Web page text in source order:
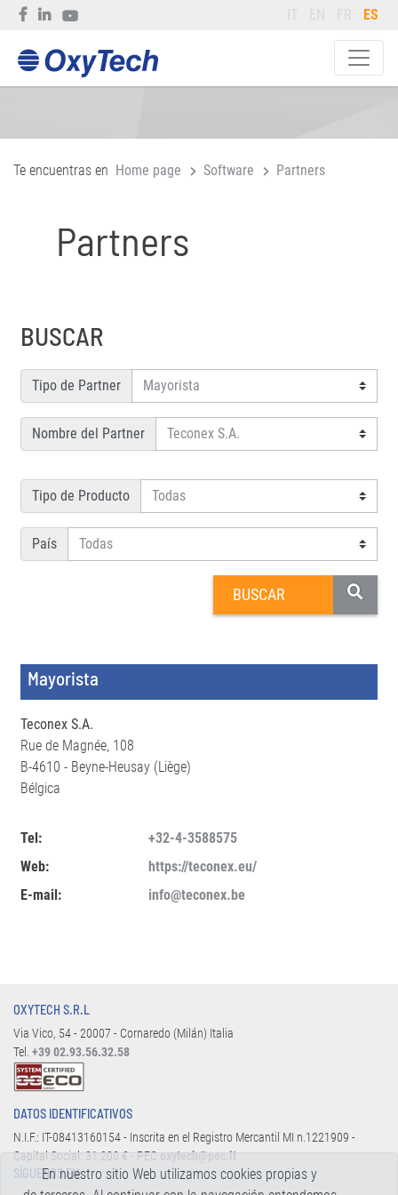
IT EN FR ES
Te encuentras en Home page Software Partners
Partners
BUSCAR
Tipo de Partner
Nombre del Partner
Tipo de Producto
País
Mayorista
Teconex S.A.
Rue de Magnée, 108
B-4610 - Beyne-Heusay (Liège)
Bélgica
Tel:
+32-4-3588575
Web:
https://teconex.eu/
E-mail:
info@teconex.be
OXYTECH S.R.L
Via Vico, 54 - 20007 - Cornaredo (Milán) Italia
Tel. +39 02.93.56.32.58
DATOS IDENTIFICATIVOS
N.I.F.: IT-08413160154 - Inscrita en el Registro Mercantil MI n.1221909 -
Capital Social: 31.200 € - PECoxytech@pec.it
SÍGUENOS EN:
En nuestro sitio Web utilizamos cookies propias y